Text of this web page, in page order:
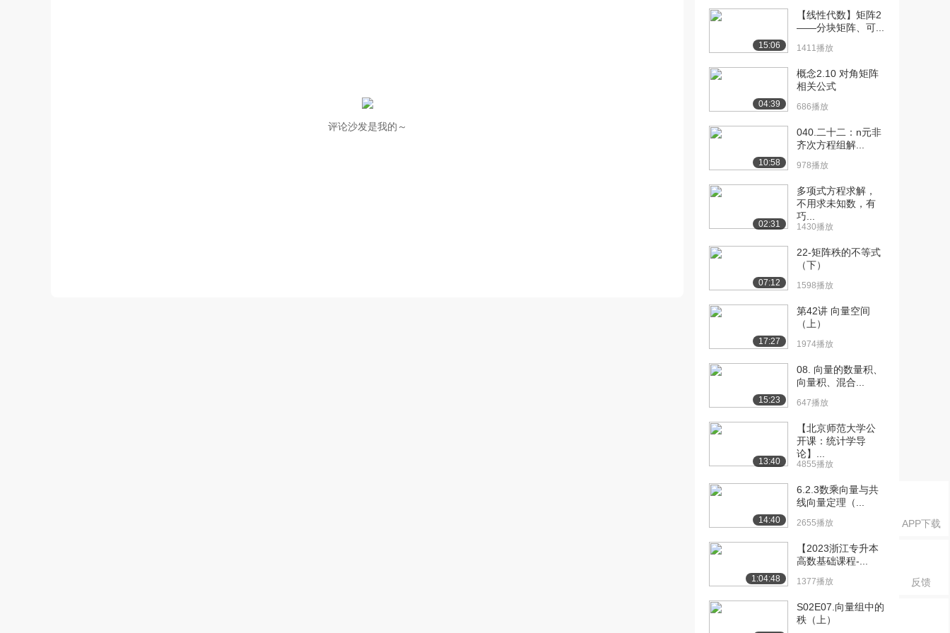
APP下载
反馈
评论沙发是我的～
[10] 概念4.9 向量组的部分
与整体定理
1158播放
待播放
[11] 概念4.10 向量组的延
02:13
[12] 概念4.11 一个向量与
04:37
[13] 概念4.12-1 极大无关
06:36
[14] 概念4.12-2 向量组的
03:10
[15] 概念4.13 向量组的秩
02:26
[16] 概念4.14 三秩相等定
理
价
线性表示与...
肿”和“...
[20] 概念4.18 向量组的秩
和极大无关...
15:06
【线性代数】矩阵2
——分块矩阵、可...
1411播放
04:39
概念2.10 对角矩阵
相关公式
686播放
10:58
040.二十二：n元非
齐次方程组解...
978播放
02:31
多项式方程求解，
不用求未知数，有
巧...
1430播放
07:12
22-矩阵秩的不等式
（下）
1598播放
17:27
第42讲 向量空间
（上）
1974播放
15:23
08. 向量的数量积、
向量积、混合...
647播放
13:40
【北京师范大学公
开课：统计学导
论】...
4855播放
14:40
6.2.3数乘向量与共
线向量定理（...
2655播放
1:04:48
【2023浙江专升本
高数基础课程-...
1377播放
S02E07.向量组中的
秩（上）